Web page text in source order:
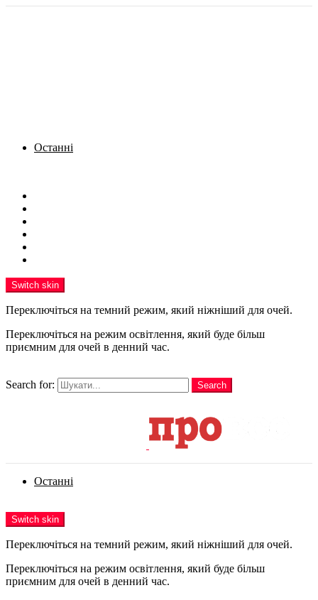
Останні
Switch skin
Переключіться на темний режим, який ніжніший для очей.
Переключіться на режим освітлення, який буде більш
приємним для очей в денний час.
Search for:
Search
Останні
Switch skin
Переключіться на темний режим, який ніжніший для очей.
Переключіться на режим освітлення, який буде більш
приємним для очей в денний час.